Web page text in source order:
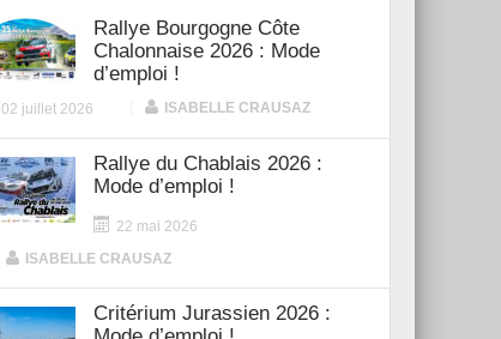
Rallye Bourgogne Côte
Chalonnaise 2026 : Mode
d’emploi !
02 juillet 2026 ISABELLE CRAUSAZ
Rallye du Chablais 2026 :
Mode d’emploi !
22 mai 2026
ISABELLE CRAUSAZ
Critérium Jurassien 2026 :